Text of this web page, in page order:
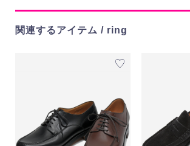
関連するアイテム / ring